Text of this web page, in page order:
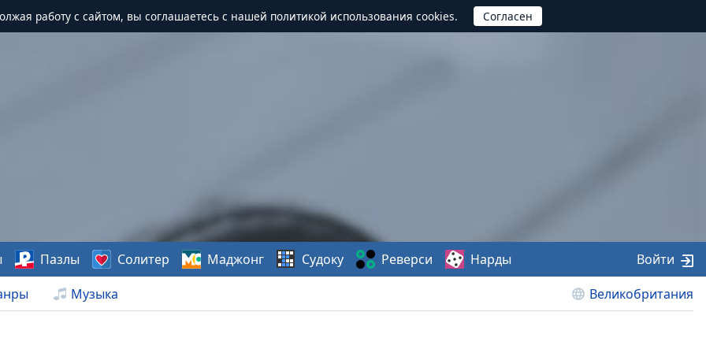
работу с сайтом, вы соглашаетесь с нашей политикой использования cookies.
Музыка Великобритания
Пазлы Солитер Маджонг Судоку Реверси Нарды Войти